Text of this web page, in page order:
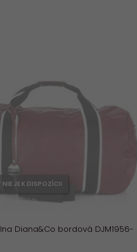
NIE JE K DISPOZÍCII
Diana&Co bordová DJM1956-